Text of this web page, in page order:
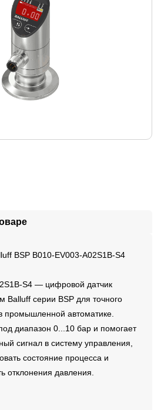
BSP B010-EV003-A02S1B-S4
S4 — цифровой датчик
Balluff серии BSP для точного
промышленной автоматике.
диапазон 0...10 бар и помогает
сигнал в систему управления,
состояние процесса и
отклонения давления.